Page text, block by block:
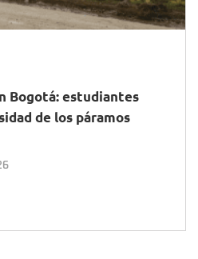
Bogotá: estudiantes
de los páramos